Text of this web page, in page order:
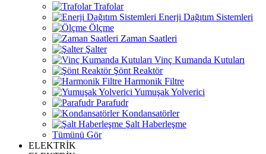
Trafolar
Enerji Dağıtım Sistemleri
Ölçme
Zaman Saatleri
Şalter
Vinç Kumanda Kutuları
Şönt Reaktör
Harmonik Filtre
Yumuşak Yolverici
Parafudr
Kondansatörler
Şalt Haberleşme
Tümünü Gör
ELEKTRİK